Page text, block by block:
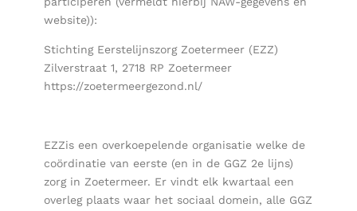
website)):
Stichting Eerstelijnszorg Zoetermeer (EZZ)
Zilverstraat 1, 2718 RP Zoetermeer
https://zoetermeergezond.nl/
EZZis een overkoepelende organisatie welke de
coördinatie van eerste (en in de GGZ 2e lijns)
zorg in Zoetermeer. Er vindt elk kwartaal een
overleg plaats waar het sociaal domein, alle GGZ